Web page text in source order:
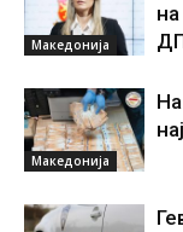
Македонија
Македонија